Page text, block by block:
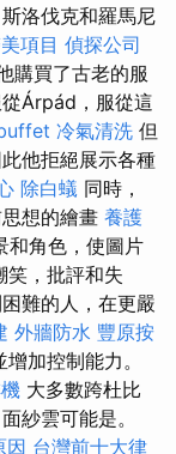
洛伐克和羅馬尼
項目 偵探公司
購買了古老的服
Árpád，服從這
冷氣清洗 但
他拒絕展示各種
除白蟻 同時，
想的繪畫 養護
和角色，使圖片
笑，批評和失
難的人，在更嚴
外牆防水 豐原按
加控制能力。
大多數跨杜比
紗雲可能是。
因 台灣前十大律